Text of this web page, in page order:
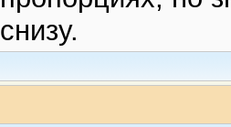
снизу.